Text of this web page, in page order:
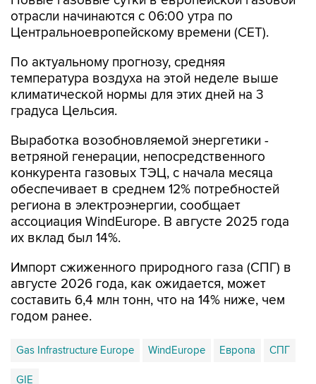
Центральноевропейскому времени (CET).
По актуальному прогнозу, средняя
климатической нормы для этих дней на 3
градуса Цельсия.
Выработка возобновляемой энергетики -
конкурента газовых ТЭЦ, с начала месяца
обеспечивает в среднем 12% потребностей
региона в электроэнергии, сообщает
ассоциация WindEurope. В августе 2025 года
их вклад был 14%.
Импорт сжиженного природного газа (СПГ) в
составить 6,4 млн тонн, что на 14% ниже, чем
годом ранее.
Gas Infrastructure Europe
GIE